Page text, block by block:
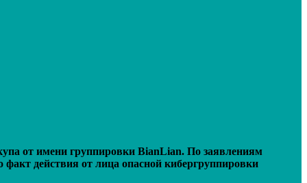
от имени группировки BianLian. По заявлениям
действия от лица опасной кибергруппировки